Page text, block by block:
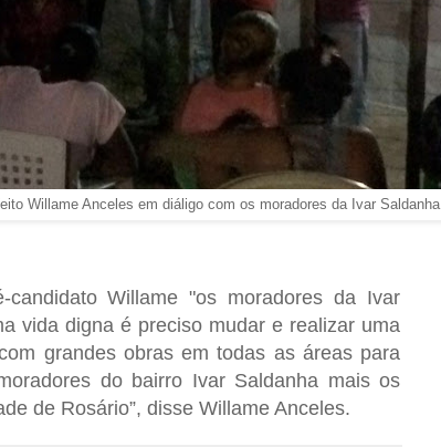
Willame Anceles em diáligo com os moradores da Ivar Saldanha
Willame "os moradores da Ivar
vida digna é preciso mudar e realizar uma
grandes obras em todas as áreas para
do bairro Ivar Saldanha mais os
de Rosário”, disse Willame Anceles.